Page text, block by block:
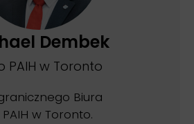
Dembek
PAIH w Toronto
Biura
w Toronto.